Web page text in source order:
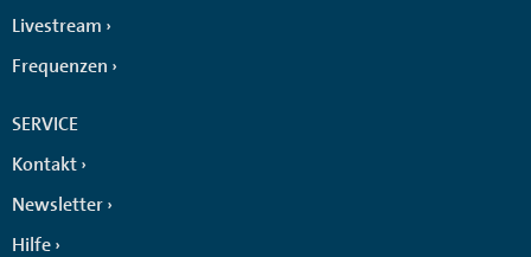
Livestream
Frequenzen
SERVICE
Kontakt
Newsletter
Hilfe